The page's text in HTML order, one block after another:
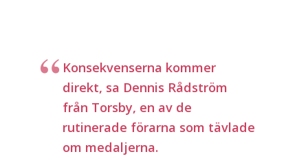
Konsekvenserna kommer
direkt, sa Dennis Rådström
från Torsby, en av de
rutinerade förarna som tävlade
om medaljerna.